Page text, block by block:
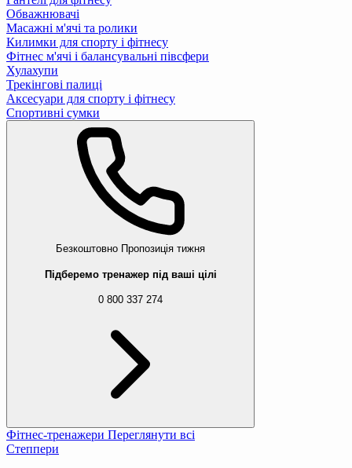
Обважнювачі
Масажні м'ячі та ролики
Килимки для спорту і фітнесу
Фітнес м'ячі і балансувальні півсфери
Хулахупи
Трекінгові палиці
Аксесуари для спорту і фітнесу
Спортивні сумки
Безкоштовно Пропозиція тижня
Підберемо тренажер під ваші цілі
0 800 337 274
Фітнес-тренажери Переглянути всі
Степпери